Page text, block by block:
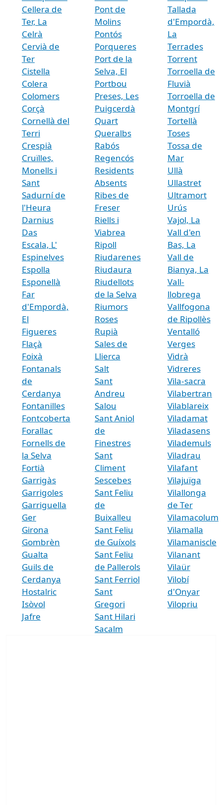
Cellera de
Ter, La
Celrà
Cervià de
Ter
Cistella
Colera
Colomers
Corçà
Cornellà del
Terri
Crespià
Cruïlles,
Monells i
Sant
Sadurní de
l'Heura
Darnius
Das
Escala, L'
Espinelves
Espolla
Esponellà
Far
d'Empordà,
El
Figueres
Flaçà
Foixà
Fontanals
de
Cerdanya
Fontanilles
Fontcoberta
Forallac
Fornells de
la Selva
Fortià
Garrigàs
Garrigoles
Garriguella
Ger
Girona
Gombrèn
Gualta
Guils de
Cerdanya
Hostalric
Isòvol
Jafre
Pont de
Molins
Pontós
Porqueres
Port de la
Selva, El
Portbou
Preses, Les
Puigcerdà
Quart
Queralbs
Rabós
Regencós
Residents
Absents
Ribes de
Freser
Riells i
Viabrea
Ripoll
Riudarenes
Riudaura
Riudellots
de la Selva
Riumors
Roses
Rupià
Sales de
Llierca
Salt
Sant
Andreu
Salou
Sant Aniol
de
Finestres
Sant
Climent
Sescebes
Sant Feliu
de
Buixalleu
Sant Feliu
de Guíxols
Sant Feliu
de Pallerols
Sant Ferriol
Sant
Gregori
Sant Hilari
Sacalm
Tallada
d'Empordà,
La
Terrades
Torrent
Torroella de
Fluvià
Torroella de
Montgrí
Tortellà
Toses
Tossa de
Mar
Ullà
Ullastret
Ultramort
Urús
Vajol, La
Vall d'en
Bas, La
Vall de
Bianya, La
Vall-
llobrega
Vallfogona
de Ripollès
Ventalló
Verges
Vidrà
Vidreres
Vila-sacra
Vilabertran
Vilablareix
Viladamat
Viladasens
Vilademuls
Viladrau
Vilafant
Vilajuïga
Vilallonga
de Ter
Vilamacolum
Vilamalla
Vilamaniscle
Vilanant
Vilaür
Vilobí
d'Onyar
Vilopriu